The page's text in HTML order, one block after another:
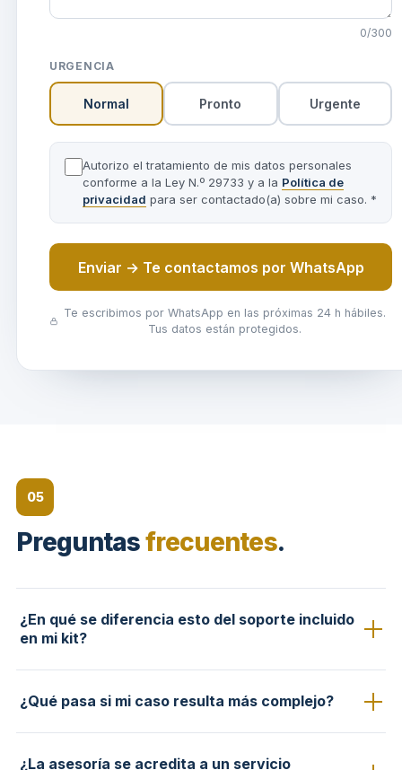
0/300
URGENCIA
Normal Pronto Urgente
Autorizo el tratamiento de mis datos personales
conforme a la Ley N.º 29733 y a la Política de
privacidad para ser contactado(a) sobre mi caso. *
Enviar → Te contactamos por WhatsApp
Te escribimos por WhatsApp en las próximas 24 h hábiles.
Tus datos están protegidos.
05
Preguntasfrecuentes.
¿En qué se diferencia esto del soporte incluido
en mi kit?
resuelve dudas sobre cómo usar tu kit y entender el
¿Qué pasa si mi caso resulta más complejo?
complejas, te lo decimos con claridad y te derivamos a
¿La asesoría se acredita a un servicio